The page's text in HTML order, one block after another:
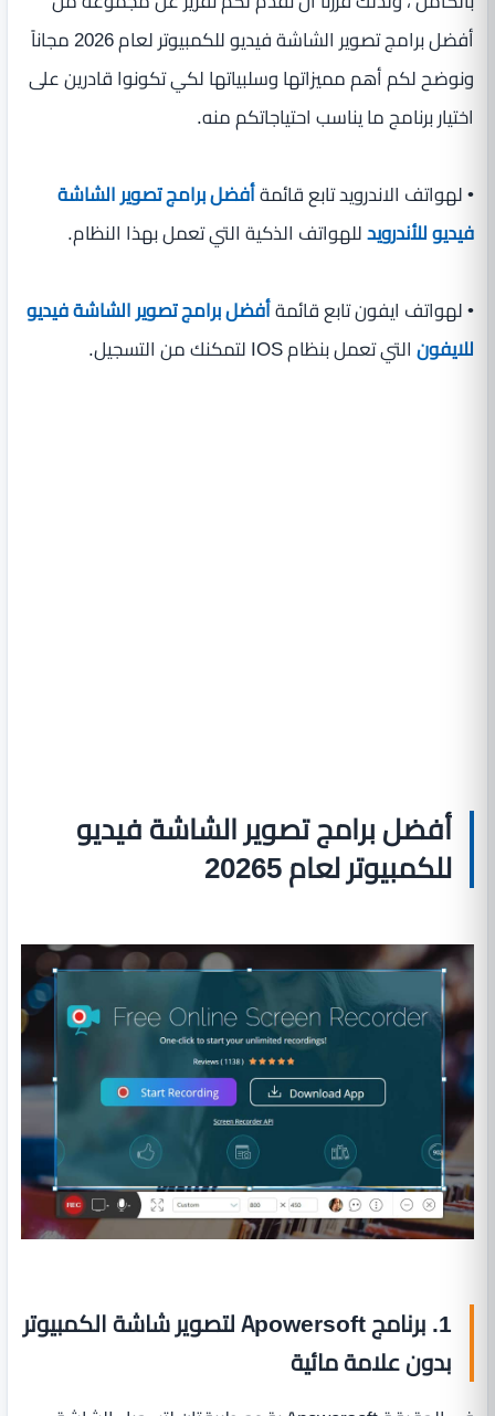
أفضل برامج تصوير الشاشة فيديو للكمبيوتر لعام 2026 مجاناً
ونوضح لكم أهم مميزاتها وسلبياتها لكي تكونوا قادرين على
اختيار برنامج ما يناسب احتياجاتكم منه.
• لهواتف الاندرويد تابع قائمةأفضل برامج تصوير الشاشة
فيديو للأندرويدللهواتف الذكية التي تعمل بهذا النظام.
• لهواتف ايفون تابع قائمةأفضل برامج تصوير الشاشة فيديو
للايفونالتي تعمل بنظام IOS لتمكنك من التسجيل.
أفضل برامج تصوير الشاشة فيديو
للكمبيوتر لعام 20265
1. برنامج Apowersoft لتصوير شاشة الكمبيوتر
بدون علامة مائية